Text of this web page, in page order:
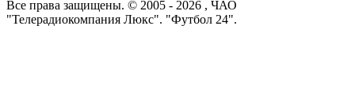
Все права защищены. © 2005 - 2026 , ЧАО
"Телерадиокомпания Люкс". "Футбол 24".